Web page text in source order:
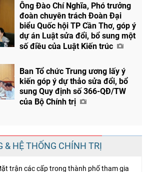
Ông Đào Chí Nghĩa, Phó trưởng
đoàn chuyên trách Đoàn Đại
biểu Quốc hội TP Cần Thơ, góp ý
dự án Luật sửa đổi, bổ sung một
số điều của Luật Kiến trúc
Ban Tổ chức Trung ương lấy ý
kiến góp ý dự thảo sửa đổi, bổ
sung Quy định số 366-QĐ/TW
của Bộ Chính trị
& HỆ THỐNG CHÍNH TRỊ
trận các cấp trong thành phố tham gia